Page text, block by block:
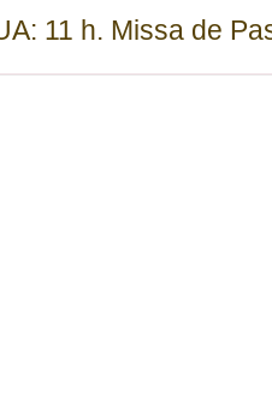
11 h. Missa de